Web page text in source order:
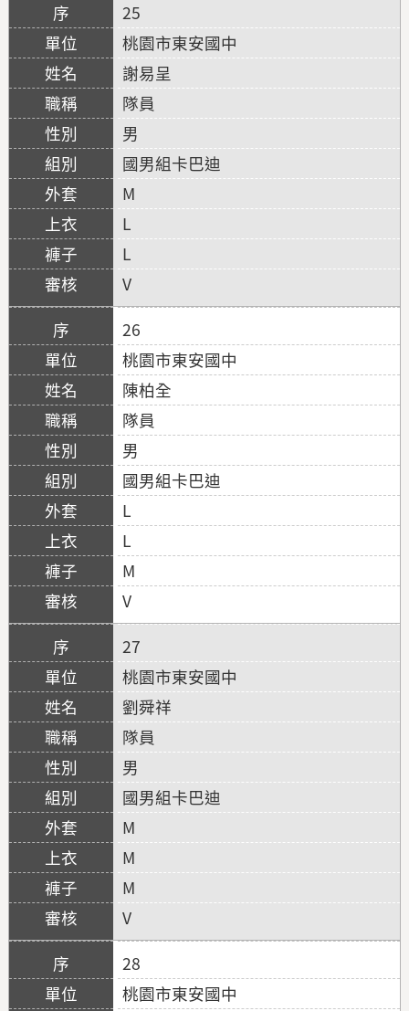
25
桃園市東安國中
謝易呈
隊員
男
國男組卡巴迪
M
L
L
V
26
桃園市東安國中
陳柏全
隊員
男
國男組卡巴迪
L
L
M
V
27
桃園市東安國中
劉舜祥
隊員
男
國男組卡巴迪
M
M
M
V
28
桃園市東安國中